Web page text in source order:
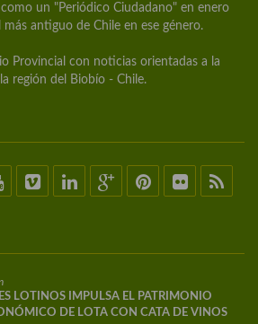
un "Periódico Ciudadano" en enero
antiguo de Chile en ese género.
Provincial con noticias orientadas a la
región del Biobío - Chile.
LOTINOS IMPULSA EL PATRIMONIO
DE LOTA CON CATA DE VINOS